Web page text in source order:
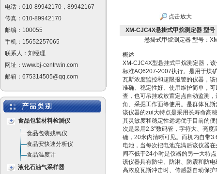
电话：010-89942170，89942167
传真：010-89942170
邮编：100055
手机：15652257065
联系人：刘经理
网址：www.bj-centrwin.com
邮箱：675314505@qq.com
食品包装材料检测仪
食品包装残氧仪
食品安快速分析仪
食品温度计
液化石油气采样器
点击放大
XM-CJC4X悬掛式甲烷测定器 型
悬掛式甲烷测定器 型号：
概述
XM-CJC4X型悬挂式甲烷测定器，
标准AQ6207-2007执行。是用于煤
瓦斯浓度监控和超限报警的仪器，
准确、稳定性好、使用维护简单，
查，也可吊挂或放置定点自动监测
角、采掘工作面等使用。是群体瓦
该仪器的zui大特点是采用长寿命高
其灵敏度和稳定性远远优于目前的
次是采用2.3”数码管，字符大、亮度
确，20米内清晰可见。而机内自带
电池，当每次把电池充满后该仪器
间不低于24小时是仪器的另一大特
该仪器具有防尘、防淋、防震和防
高浓度瓦斯冲击时、传感器自动保